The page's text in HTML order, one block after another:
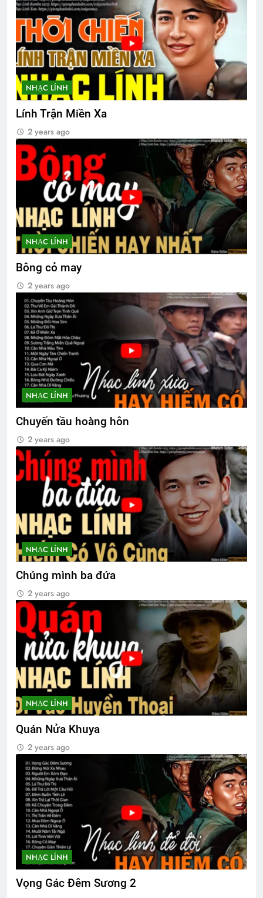
Hội Võ Bị OREGON thăm NT Trần Văn
Thư K13
2 Years Ago
Tài Liệu
2 Years Ago
Chương Trình Tri Ân Tác Giả
2 Years Ago
YÊU KHÔNG DÁM NÓI
3 Years Ago
Lễ mãn khóa
2 Years Ago
NHÀ TRÊN NÚI (Đào Tiềm)
MÀU ÁO TÔI YÊU
3 Years Ago
Thăm CSVCQ Nguyễn Hữu Thuyết K20
2 Years Ago
TIỆC ĐÊM Ở TRẠI HỌ TẢ (Đỗ Phủ)
3 Years Ago
CTBCTY – Tập I – Chương 1
3 Years Ago
NHẠC LÍNH
Lính Trận Miền Xa
2 years ago
NHẠC LÍNH
Bông cỏ may
2 years ago
NHẠC LÍNH
Chuyến tầu hoàng hôn
2 years ago
NHẠC LÍNH
Chúng mình ba đứa
2 years ago
NHẠC LÍNH
Quán Nửa Khuya
2 years ago
NHẠC LÍNH
Vọng Gác Đêm Sương 2